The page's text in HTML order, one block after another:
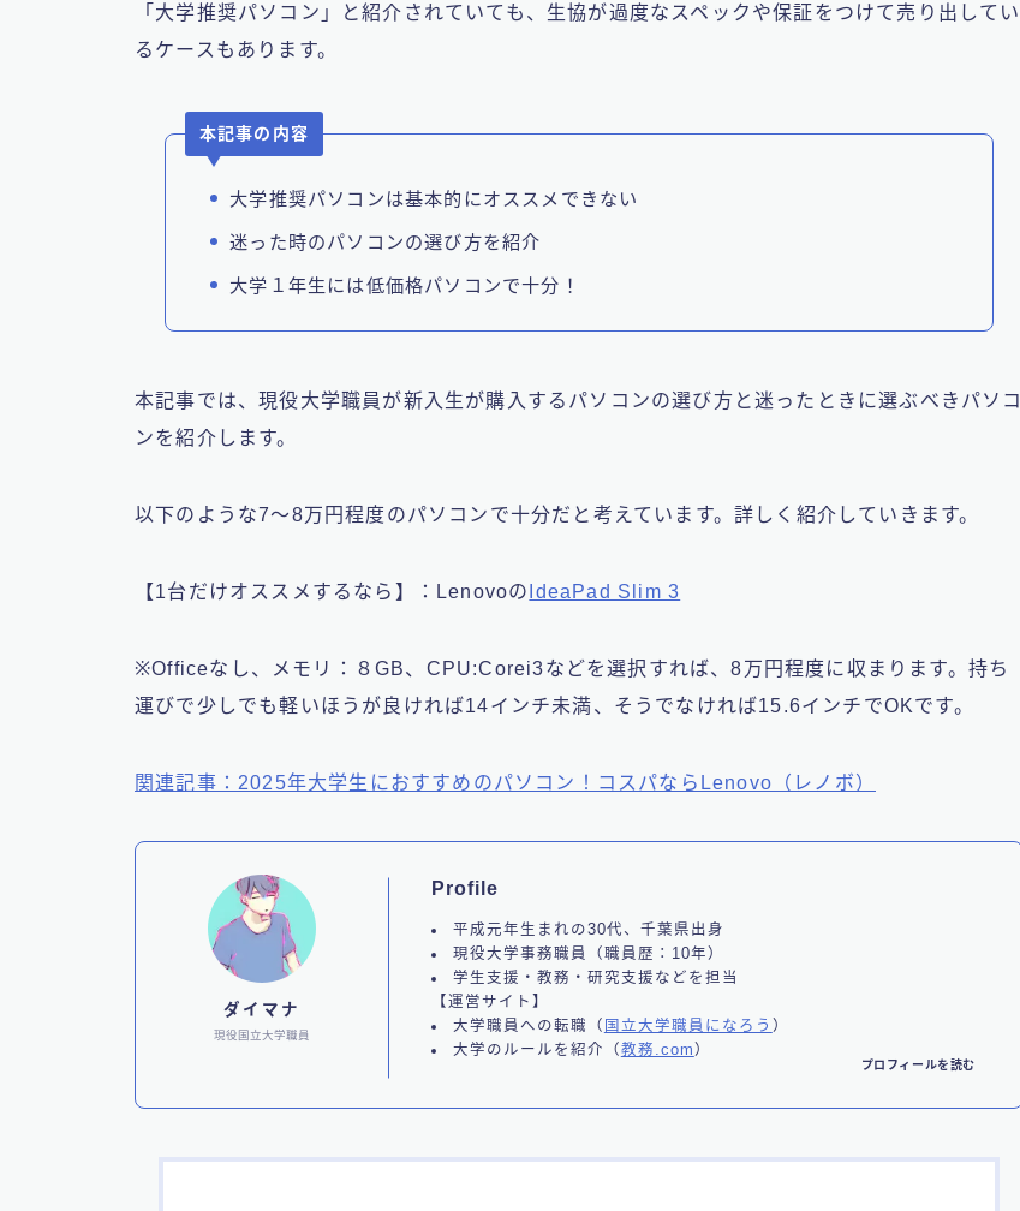
「大学推奨パソコン」と紹介されていても、生協が過度なスペックや保証をつけて売り出してい
るケースもあります。
本記事の内容
大学推奨パソコンは基本的にオススメできない
迷った時のパソコンの選び方を紹介
大学１年生には低価格パソコンで十分！
本記事では、現役大学職員が新入生が購入するパソコンの選び方と迷ったときに選ぶべきパソコ
ンを紹介します。
以下のような7～8万円程度のパソコンで十分だと考えています。詳しく紹介していきます。
【1台だけオススメするなら】：Lenovoの IdeaPad Slim 3
※Officeなし、メモリ：８GB、CPU:Corei3などを選択すれば、8万円程度に収まります。持ち
運びで少しでも軽いほうが良ければ14インチ未満、そうでなければ15.6インチでOKです。
関連記事：2025年大学生におすすめのパソコン！コスパならLenovo（レノボ）
ダイマナ
現役国立大学職員
Profile
平成元年生まれの30代、千葉県出身
現役大学事務職員（職員歴：10年）
学生支援・教務・研究支援などを担当
【運営サイト】
大学職員への転職（ 国立大学職員になろう ）
大学のルールを紹介（教務.com ）
プロフィールを読む